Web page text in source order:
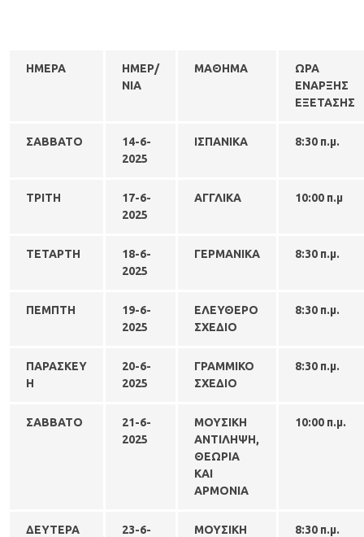
ΗΜΕΡΑ
ΗΜΕΡ/
ΝΙΑ
ΜΑΘΗΜΑ
ΩΡΑ
ΕΝΑΡΞΗΣ
ΕΞΕΤΑΣΗΣ
ΣΑΒΒΑΤΟ
14-6-
2025
ΙΣΠΑΝΙΚΑ 8:30 π.μ.
ΤΡΙΤΗ
17-6-
2025
ΑΓΓΛΙΚΑ 10:00 π.μ
ΤΕΤΑΡΤΗ
18-6-
2025
ΓΕΡΜΑΝΙΚΑ 8:30 π.μ.
ΠΕΜΠΤΗ
19-6-
2025
ΕΛΕΥΘΕΡΟ
ΣΧΕΔΙΟ
8:30 π.μ.
ΠΑΡΑΣΚΕΥ
Η
20-6-
2025
ΓΡΑΜΜΙΚΟ
ΣΧΕΔΙΟ
8:30 π.μ.
ΣΑΒΒΑΤΟ
21-6-
2025
ΜΟΥΣΙΚΗ
ΑΝΤΙΛΗΨΗ,
ΘΕΩΡΙΑ
ΚΑΙ
ΑΡΜΟΝΙΑ
10:00 π.μ.
ΔΕΥΤΕΡΑ
23-6-
ΜΟΥΣΙΚΗ
8:30 π.μ.